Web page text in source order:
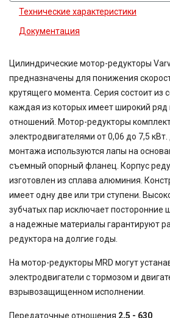
Технические характеристики
Документация
Цилиндрические мотор-редукторы
предназначены для понижения
крутящего момента. Серия состоит из
каждая из которых имеет широкий
отношений. Мотор-редукторы
электродвигателями от 0,06 до 7,5
монтажа используются лапы на
съемный опорный фланец. Корпус
изготовлен из сплава алюминия.
имеет одну две или три ступени.
зубчатых пар исключает посторонние
а надежные материалы гарантируют
редуктора на долгие годы.
На мотор-редукторы MRD могут
электродвигатели с тормозом и
взрывозащищенном исполнении.
Передаточные отношения 2,5 - 630